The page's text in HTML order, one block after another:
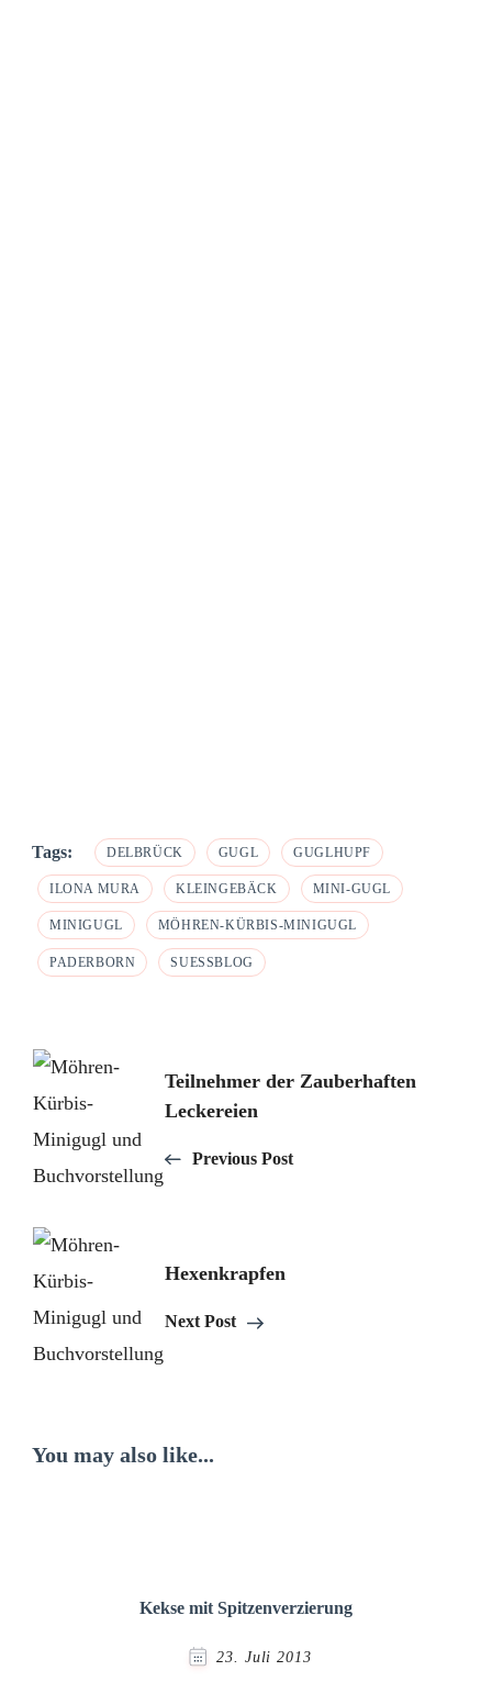
Tags: DELBRÜCK GUGL GUGLHUPF
ILONA MURA KLEINGEBÄCK MINI-GUGL
MINIGUGL MÖHREN-KÜRBIS-MINIGUGL
PADERBORN SUESSBLOG
Post
Navigation
Teilnehmer der Zauberhaften
Leckereien
Previous Post
Hexenkrapfen
Next Post
You may also like...
Kekse mit Spitzenverzierung
23. Juli 2013